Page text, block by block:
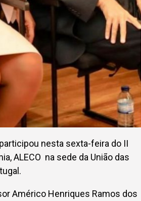
nesta sexta-feira do II
ALECO na sede da União das
Américo Henriques Ramos dos